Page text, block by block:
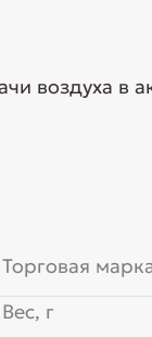
воздуха
Торговая
Вес, г